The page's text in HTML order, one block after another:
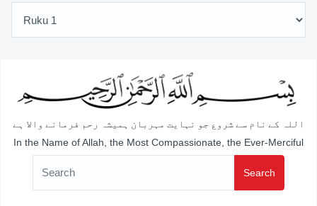
اللہ کے نام سے شروع جو نہایت مہربان ہمیشہ رحم فرمانے والا ہے
In the Name of Allah, the Most Compassionate, the Ever-Merciful
Search